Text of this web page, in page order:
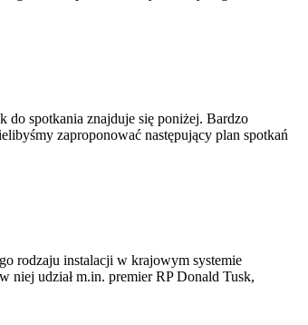
spotkania znajduje się poniżej. Bardzo
zaproponować następujący plan spotkań
rodzaju instalacji w krajowym systemie
niej udział m.in. premier RP Donald Tusk,